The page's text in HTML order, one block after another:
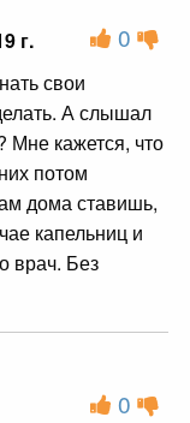
г. 0
свои
А слышал
Мне кажется, что
потом
дома ставишь,
капельниц и
врач. Без
0